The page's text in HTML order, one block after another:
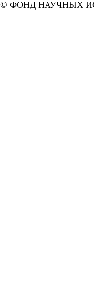
© ФОНД НАУЧНЫХ